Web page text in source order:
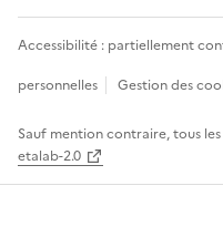
Accessibilité : partiellement
personnelles
Gestion des
Sauf mention contraire, tous
etalab-2.0